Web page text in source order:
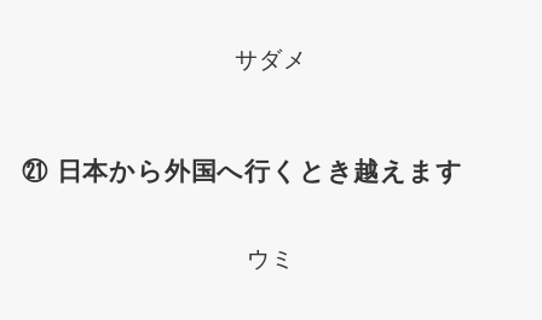
サダメ
㉑ 日本から外国へ行くとき越えます
ウミ